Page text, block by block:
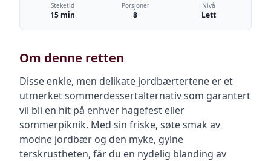
Steketid
15 min
Porsjoner
8
Nivå
Lett
Om denne retten
Disse enkle, men delikate jordbærtertene er et
utmerket sommerdessertalternativ som garantert
vil bli en hit på enhver hagefest eller
sommerpiknik. Med sin friske, søte smak av
modne jordbær og den myke, gylne
terskrustheten, får du en nydelig blanding av